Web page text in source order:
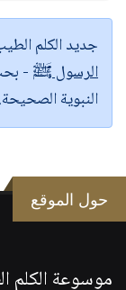
جديد الكلم
الرسول ﷺ -
النبوية الصحيحة.
حول الموقع
موسوعة الكلم